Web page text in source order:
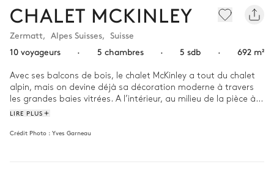
CHALET MCKINLEY
Zermatt, Alpes Suisses, Suisse
10 voyageurs
· 5 chambres · 5 sdb · 692 m²
Avec ses balcons de bois, le chalet McKinley a tout du chalet
alpin, mais on devine déjà sa décoration moderne à travers
les grandes baies vitrées. A l’intérieur, au milieu de la pièce à
vivre, une imposante cheminée contemporaine en pierres et
entourent une longue table, pour les dîners en famille ; de
LIRE PLUS
Crédit Photo : Yves Garneau